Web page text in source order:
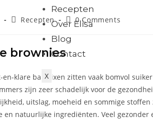
Recepten
Over Elisa
Blog
Contact
X
Recepten 0 Comments
brownies
klare bakmixen zitten vaak bomvol
zijn zeer schadelijk voor de
uitslag, moeheid en sommige stoffen
en natuurlijke ingrediënten. Veel gezonder